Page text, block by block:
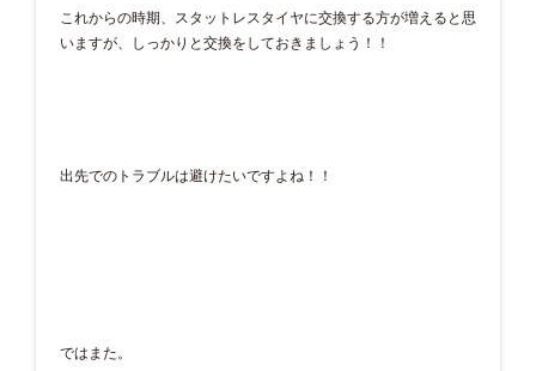
これからの時期、スタットレスタイヤに交換する方が増えると思
いますが、しっかりと交換をしておきましょう！！
出先でのトラブルは避けたいですよね！！
ではまた。